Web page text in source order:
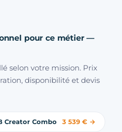
pour ce métier —
selon votre mission. Prix
disponibilité et devis
Creator Combo 3 539 € →